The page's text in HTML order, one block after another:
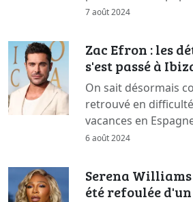
7 août 2024
Zac Efron : les
s'est passé à
On sait désormais
retrouvé en
vacances en
6 août 2024
Serena
été refoulée